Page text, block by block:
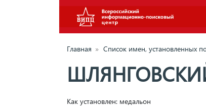
Главная » Список имен, установленных
Как установлен: медальон